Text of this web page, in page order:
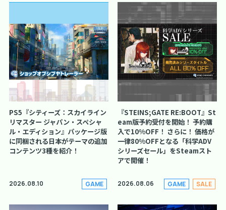
PS5『シティーズ：スカイライン
リマスター ジャパン・スペシャ
ル・エディション』パッケージ版
に同梱される日本がテーマの追加
コンテンツ3種を紹介！
2026.08.10 GAME
『STEINS;GATE RE:BOOT』St
eam版予約受付を開始！ 予約購
入で10%OFF！ さらに！ 価格が
一律80%OFFとなる「科学ADV
シリーズセール」をSteamスト
アで開催！
2026.08.06 GAME SALE